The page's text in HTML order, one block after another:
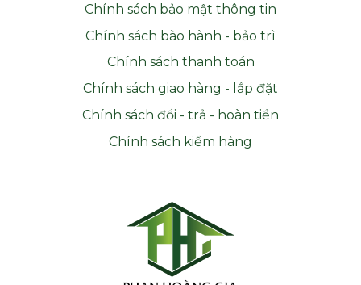
Chính sách bảo mật thông tin
Chính sách bào hành - bảo trì
Chính sách thanh toán
Chính sách giao hàng - lắp đặt
Chính sách đổi - trả - hoàn tiền
Chính sách kiểm hàng